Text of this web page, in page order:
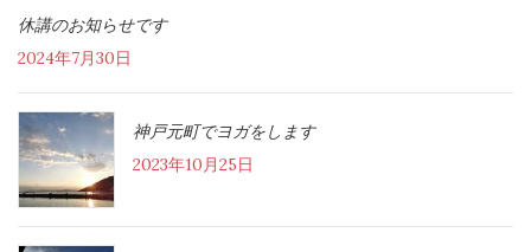
休講のお知らせです
2024年7月30日
神戸元町でヨガをします
2023年10月25日